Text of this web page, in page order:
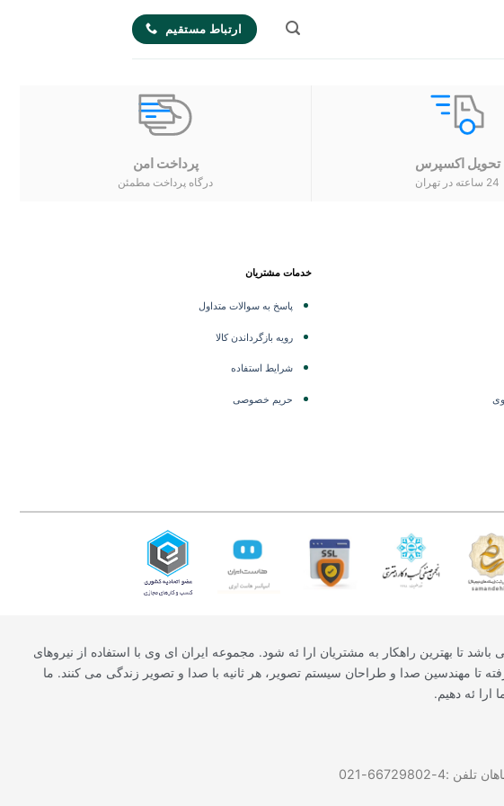
ارتباط مستقیم
تحویل اکسپرس
24 ساعته در تهران
پرداخت امن
درگاه پرداخت مطمئن
خدمات مشتریان
پاسخ به سوالات متداول
رویه بازگرداندن کالا
شرایط استفاده
حریم خصوصی
تا بهترین راهکار به مشتریان ارا ئه شود. مجموعه ایران ای وی با استفاده از نیروهای
تا مهندسین صدا و طراحان سیستم تصویر، هر ثانیه با صدا و تصویر زندگی می کنند. ما
ارا ئه دهیم.